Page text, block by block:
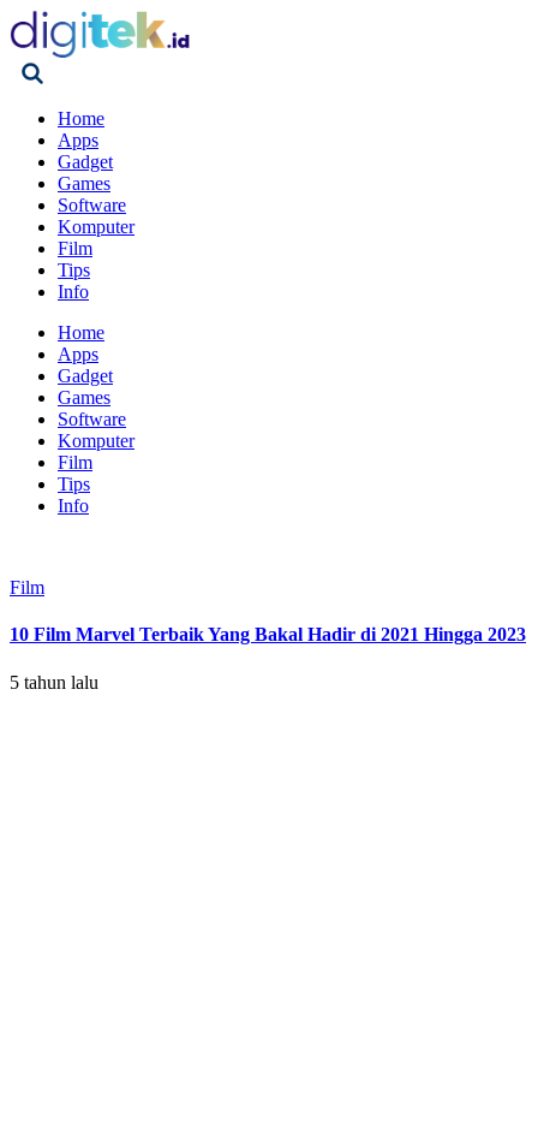
Home
Apps
Gadget
Games
Software
Komputer
Film
Tips
Info
Home
Apps
Gadget
Games
Software
Komputer
Film
Tips
Info
Film
10 Film Marvel Terbaik Yang Bakal Hadir di 2021 Hingga 2023
5 tahun lalu